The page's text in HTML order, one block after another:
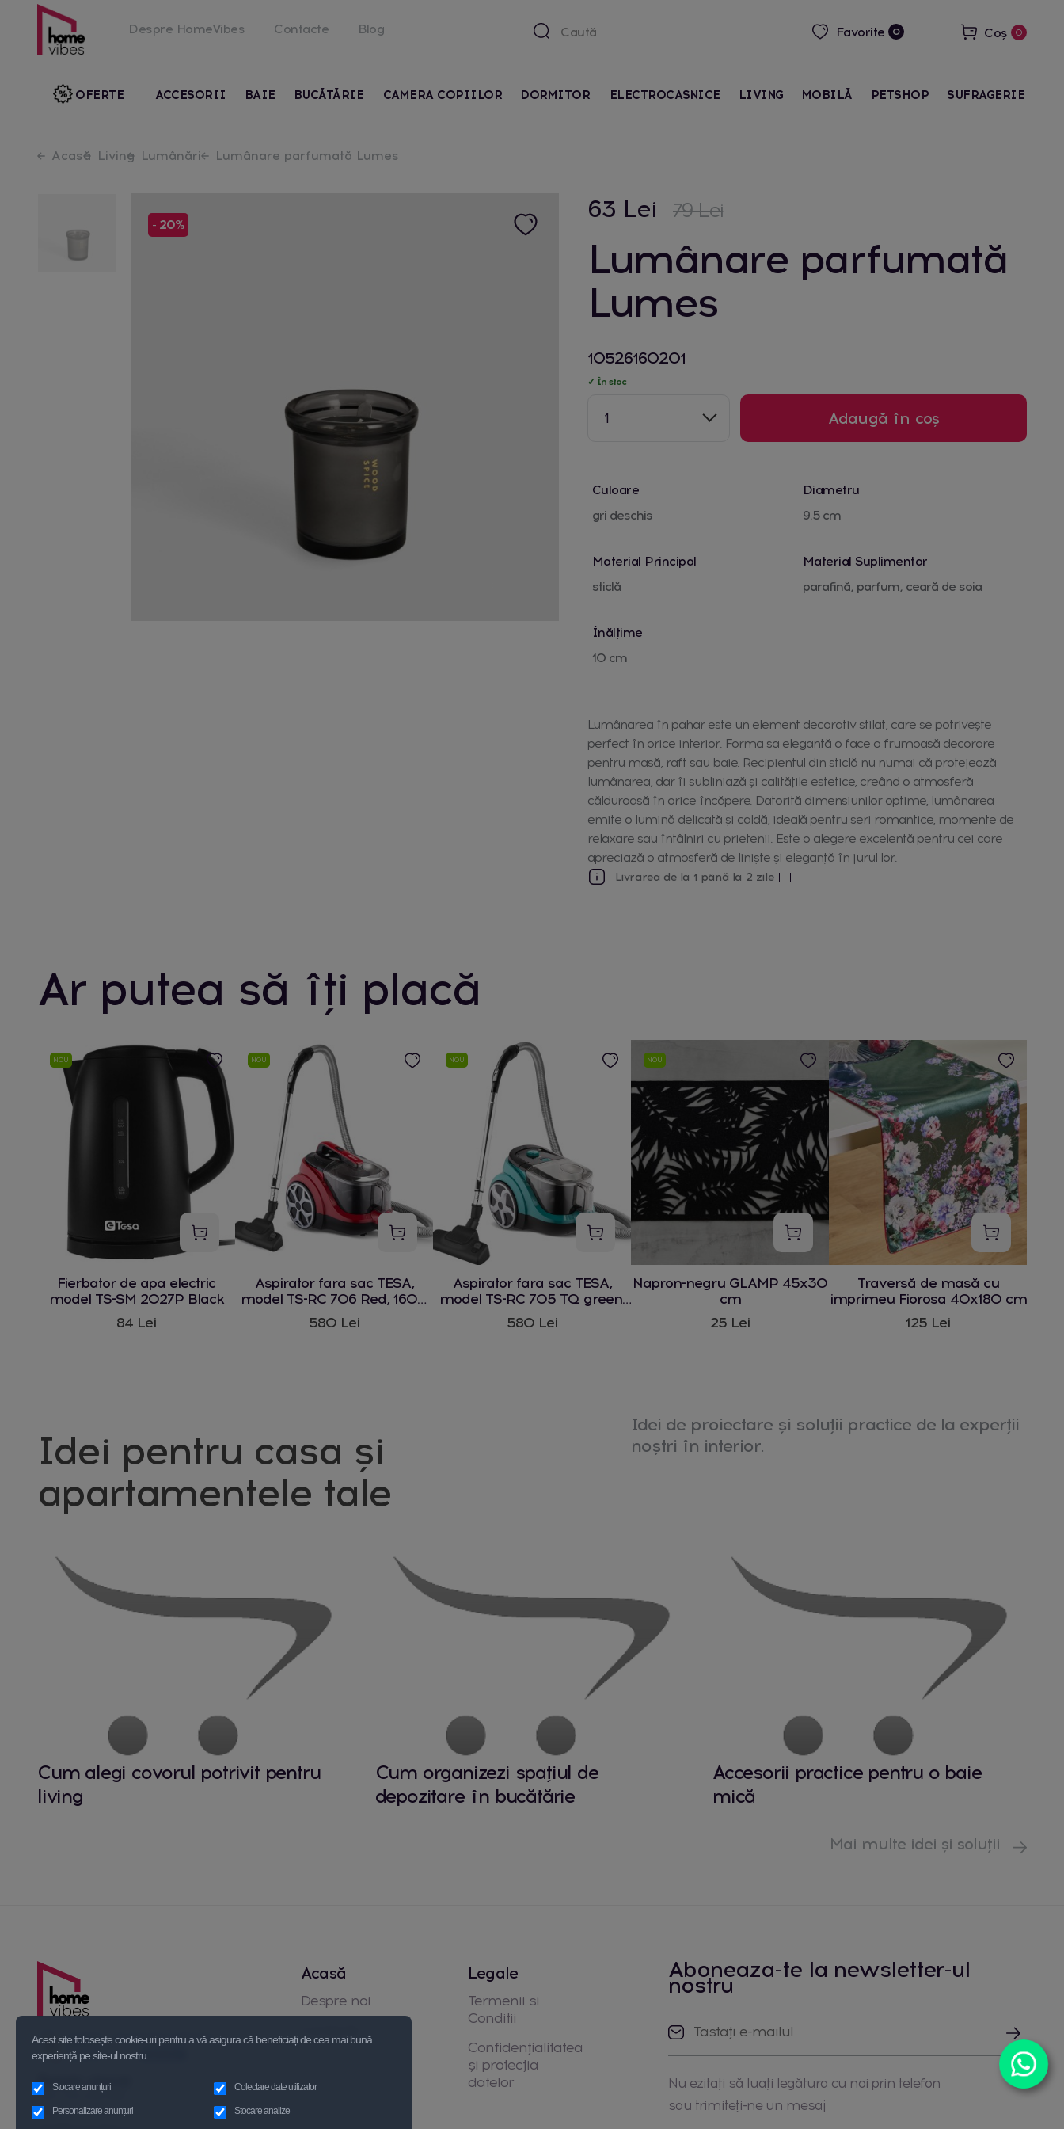
Despre HomeVibes Contacte Blog Favorite 0 Coș 0
ACCESORII BAIE BUCĂTĂRIE CAMERA COPIILOR DORMITOR ELECTROCASNICE LIVING MOBILĂ
OFERTE PETSHOP SUFRAGERIE
Acasă Living Lumânări Lumânare parfumată Lumes
- 20%
63 Lei 79 Lei
Lumânare parfumată
Lumes
10526160201
✓ În stoc
1 Adaugă în coș
Culoare
gri deschis
Diametru
9.5 cm
Material Principal
sticlă
Material Suplimentar
parafină, parfum, ceară de soia
Înălțime
10 cm
Lumânarea în pahar este un element decorativ stilat, care se potrivește
perfect în orice interior. Forma sa elegantă o face o frumoasă decorare
pentru masă, raft sau baie. Recipientul din sticlă nu numai că protejează
lumânarea, dar îi subliniază și calitățile estetice, creând o atmosferă
călduroasă în orice încăpere. Datorită dimensiunilor optime, lumânarea
emite o lumină delicată și caldă, ideală pentru seri romantice, momente de
relaxare sau întâlniri cu prietenii. Este o alegere excelentă pentru cei care
apreciază o atmosferă de liniște și eleganță în jurul lor.
Livrarea de la 1 până la 2 zile
Ar putea să îți placă
NOU
Fierbator de apa electric
model TS-SM 2027P Black
84 Lei
NOU
Aspirator fara sac TESA,
model TS-RC 706 Red, 1600
W
580 Lei
NOU
Aspirator fara sac TESA,
model TS-RC 705 TQ green,
1600 W
580 Lei
NOU
Napron-negru GLAMP 45x30
cm
25 Lei
Traversă de masă cu
imprimeu Fiorosa 40x180 cm
125 Lei
Idei pentru casa și
apartamentele tale
Idei de proiectare și soluții practice de la experții
noștri în interior.
Cum alegi covorul potrivit pentru
living
Cum organizezi spațiul de
depozitare în bucătărie
Accesorii practice pentru o baie
mică
Mai multe idei și soluții
Relatii clienți
+40 723 339 595
+40 721 110 938
Acasă
Despre noi
Legale
Termenii si
Conditii
Confidențialitatea
și protecția
datelor
Aboneaza-te la newsletter-ul
nostru
Nu ezitați să luați legătura cu noi prin telefon
sau trimiteți-ne un mesaj
Acest site folosește cookie-uri pentru a vă asigura că beneficiați de cea mai bună
experiență pe site-ul nostru.
Stocare anunțuri Colectare date utilizator
Personalizare anunțuri Stocare analize